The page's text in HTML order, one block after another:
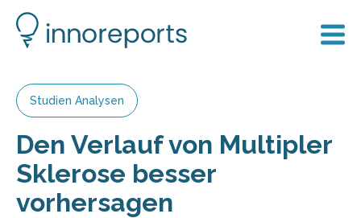
Studien Analysen
Den Verlauf von Multipler
Sklerose besser
vorhersagen